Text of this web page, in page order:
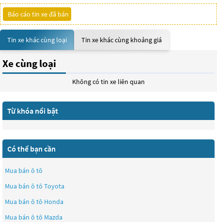
Báo cáo tin xe đã bán
Tin xe khác cùng loại Tin xe khác cùng khoảng giá
Xe cùng loại
Không có tin xe liên quan
Từ khóa nổi bật
Có thể bạn cần
Mua bán ô tô
Mua bán ô tô Toyota
Mua bán ô tô Honda
Mua bán ô tô Mazda